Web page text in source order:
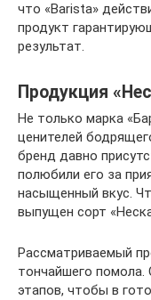
что «Barista»
продукт
результат.
Продукция
Не только марка
ценителей
бренд давно
полюбили его за
насыщенный вкус.
выпущен сорт
Рассматриваемый
тончайшего помола.
этапов, чтобы в